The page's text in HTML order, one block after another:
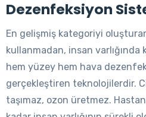
Dezenfeksiyon
En gelişmiş kategoriyi oluşturan
kullanmadan, insan varlığında
hem yüzey hem hava
gerçekleştiren teknolojilerdir.
taşımaz, ozon üretmez.